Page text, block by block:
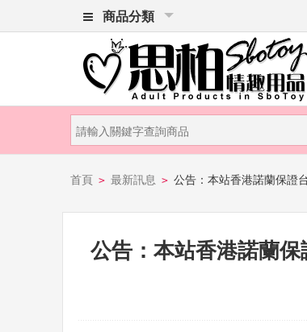
商品分類
首頁 > 最新訊息 > 公告：本站香港諾蘭保證
公告：本站香港諾蘭